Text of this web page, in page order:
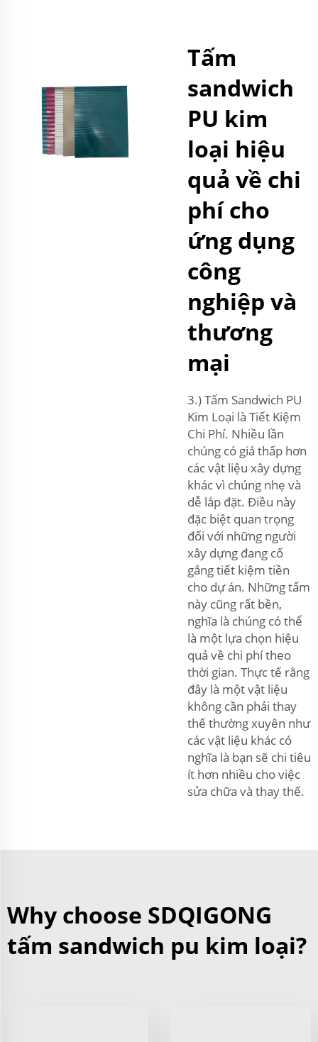
Tấm
sandwich
PU kim
loại hiệu
quả về chi
phí cho
ứng dụng
công
nghiệp và
thương
mại
3.) Tấm Sandwich PU
Kim Loại là Tiết Kiệm
Chi Phí. Nhiều lần
chúng có giá thấp hơn
các vật liệu xây dựng
khác vì chúng nhẹ và
dễ lắp đặt. Điều này
đặc biệt quan trọng
đối với những người
xây dựng đang cố
gắng tiết kiệm tiền
cho dự án. Những tấm
này cũng rất bền,
nghĩa là chúng có thể
là một lựa chọn hiệu
quả về chi phí theo
thời gian. Thực tế rằng
đây là một vật liệu
không cần phải thay
thế thường xuyên như
các vật liệu khác có
nghĩa là bạn sẽ chi tiêu
ít hơn nhiều cho việc
sửa chữa và thay thế.
Why choose SDQIGONG
tấm sandwich pu kim loại?